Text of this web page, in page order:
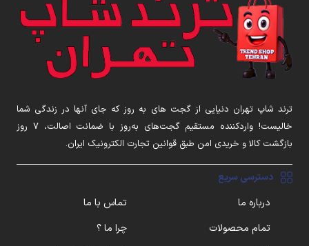
ترند شاپ تهران دنیایی از گجت های به روز که جای آنها در زندگی شما
خالیست! واردکننده مستقیم گجت‌های به‌روز با ضمانت اصالت، ۷ روز
بازگشت کالا و خریدی امن طبق قوانین تجارت الکترونیک ایران.
دسترسی سریع
درباره ما
تماس با ما
تمام محصولات
چرا ما ؟